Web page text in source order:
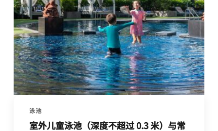
泳池
室外儿童泳池（深度不超过 0.3 米）与常